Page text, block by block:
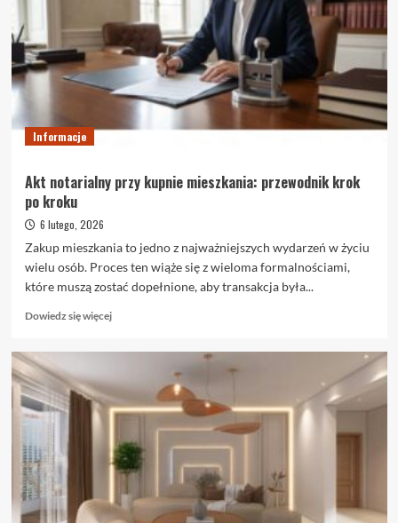
naprawdę
są
kiedy
je
Informacje
Akt notarialny przy kupnie mieszkania: przewodnik krok
po kroku
6 lutego, 2026
Zakup mieszkania to jedno z najważniejszych wydarzeń w życiu
wielu osób. Proces ten wiąże się z wieloma formalnościami,
które muszą zostać dopełnione, aby transakcja była...
Dowiedz się więcejDowiedz
Akt
notarialny
przy
mieszkania:
przewodnik
po
kroku